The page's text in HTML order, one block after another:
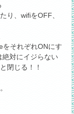
り、wifiをOFF、
をそれぞれONにす
対にイジらない
閉じる！！